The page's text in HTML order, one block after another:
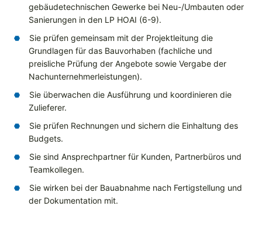
gebäudetechnischen Gewerke bei Neu-/Umbauten oder
Sanierungen in den LP HOAI (6-9).
Sie prüfen gemeinsam mit der Projektleitung die
Grundlagen für das Bauvorhaben (fachliche und
preisliche Prüfung der Angebote sowie Vergabe der
Nachunternehmerleistungen).
Sie überwachen die Ausführung und koordinieren die
Zulieferer.
Sie prüfen Rechnungen und sichern die Einhaltung des
Budgets.
Sie sind Ansprechpartner für Kunden, Partnerbüros und
Teamkollegen.
Sie wirken bei der Bauabnahme nach Fertigstellung und
der Dokumentation mit.